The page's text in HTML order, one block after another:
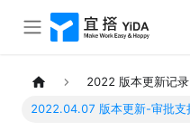
2022 版本更新记录
2022.04.07 版本更新-审批支